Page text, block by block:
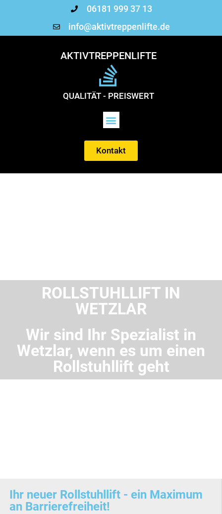
06181 999 37 13
info@aktivtreppenlifte.de
AKTIVTREPPENLIFTE
QUALITÄT - PREISWERT
Kontakt
ROLLSTUHLLIFT IN
WETZLAR
Wir sind Ihr Spezialist in
Wetzlar, wenn es um einen
Rollstuhllift geht
Ihr neuer Rollstuhllift - ein Maximum
an Barrierefreiheit!